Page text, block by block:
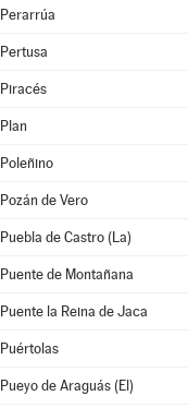
Perarrúa
Pertusa
Piracés
Plan
Poleñino
Pozán de Vero
Puebla de Castro (La)
Puente de Montañana
Puente la Reina de Jaca
Puértolas
Pueyo de Araguás (El)